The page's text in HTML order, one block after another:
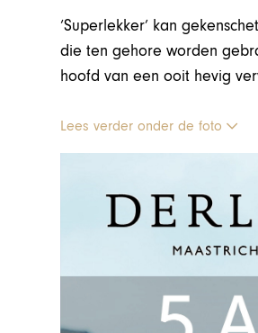
‘Superlekker’ kan
die ten gehore worden
hoofd van een ooit hevig
Lees verder onder de foto